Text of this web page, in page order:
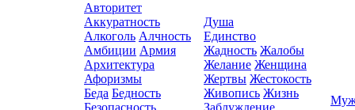
Авторитет
Аккуратность
Алкоголь Алчность
Амбиции Армия
Архитектура
Афоризмы
Беда Бедность
Безопасность
Душа
Единство
Жадность Жалобы
Желание Женщина
Жертвы Жестокость
Живопись Жизнь
Заблуждение